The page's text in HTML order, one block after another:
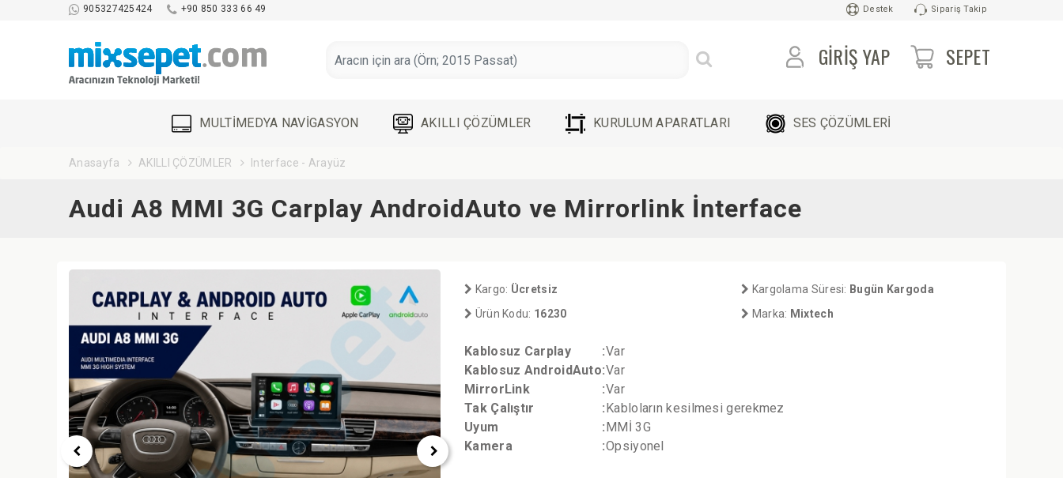
905327425424 +90 850 333 66 49 Destek Sipariş Takip
SEPET
GIRIŞ YAP
MULTİMEDYA NAVİGASYON AKILLI ÇÖZÜMLER KURULUM APARATLARI SES ÇÖZÜMLERİ
Anasayfa AKILLI ÇÖZÜMLER Interface - Arayüz
Audi A8 MMI 3G Carplay AndroidAuto ve Mirrorlink İnterface
Kargo: Ücretsiz Kargolama Süresi: Bugün Kargoda
Ürün Kodu: 16230 Marka: Mixtech
Kablosuz Carplay :Var
Kablosuz AndroidAuto:Var
MirrorLink
:Var
Tak Çalıştır
:Kabloların kesilmesi gerekmez
Uyum
:MMİ 3G
Kamera
:Opsiyonel